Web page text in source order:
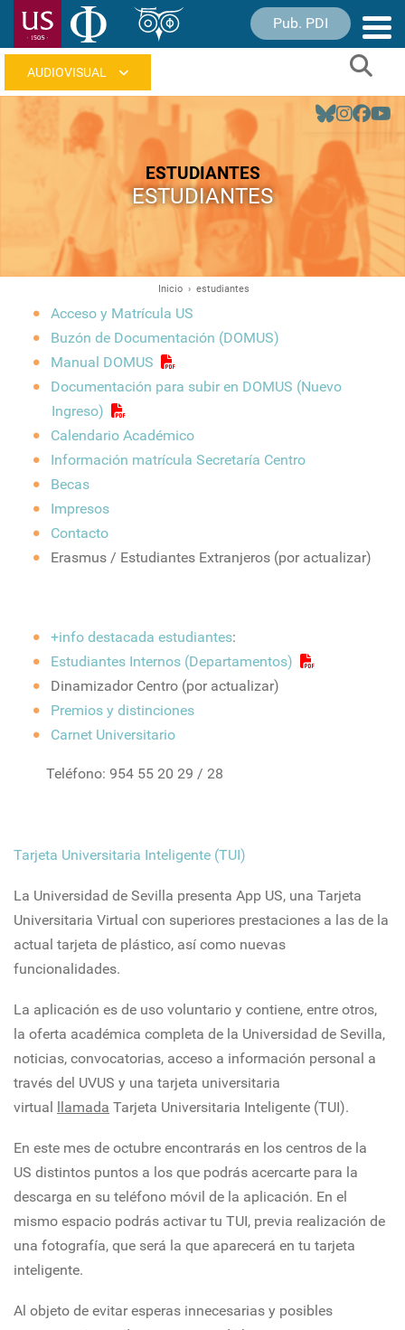
Pasar
Pub. PDI
Navegación
principal
ESTUDIANTES
ESTUDIANTES
navegación
Inicio estudiantes
Acceso y Matrícula US
Buzón de Documentación (DOMUS)
Manual DOMUS
Documentación para subir en DOMUS (Nuevo
Ingreso)
Calendario Académico
Información matrícula Secretaría Centro
Becas
Impresos
Contacto
Erasmus / Estudiantes Extranjeros (por actualizar)
+info destacada estudiantes:
Estudiantes Internos (Departamentos)
Dinamizador Centro (por actualizar)
Premios y distinciones
Carnet Universitario
Teléfono: 954 55 20 29 / 28
Tarjeta Universitaria Inteligente (TUI)
La Universidad de Sevilla presenta App US, una Tarjeta
Universitaria Virtual con superiores prestaciones a las de la
actual tarjeta de plástico, así como nuevas
funcionalidades.
La aplicación es de uso voluntario y contiene, entre otros,
la oferta académica completa de la Universidad de Sevilla,
noticias, convocatorias, acceso a información personal a
través del UVUS y una tarjeta universitaria
virtual llamada Tarjeta Universitaria Inteligente (TUI).
En este mes de octubre encontrarás en los centros de la
US distintos puntos a los que podrás acercarte para la
descarga en su teléfono móvil de la aplicación. En el
mismo espacio podrás activar tu TUI, previa realización de
una fotografía, que será la que aparecerá en tu tarjeta
inteligente.
Al objeto de evitar esperas innecesarias y posibles